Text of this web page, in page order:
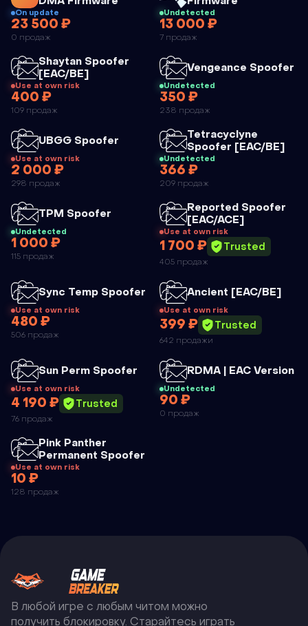
BLEAK VGK
FIRMWARE
On update
23 500 ₽
0 продаж
BLEAK EAC
FIRMWARE
Undetected
13 000 ₽
7 продаж
Чит
Shaytan Spoofer
[EAC/BE]
SHAYTAN
[EAC/BE]
Use at own risk
400 ₽
109 продаж
Чит
Vengeance Spoofer
VENGEANCE
Undetected
350 ₽
238 продаж
Чит
UBGG Spoofer
UBGG
Use at own risk
2 000 ₽
298 продаж
Чит
Tetracyclyne
Spoofer [EAC/BE]
TETRACYCLYNE
[EAC/BE]
Undetected
366 ₽
209 продаж
Чит
TPM Spoofer
TPM
Undetected
1 000 ₽
115 продаж
Чит
Reported Spoofer
[EAC/ACE]
REPORTED
SPOOFER
[EAC/ACE]
Use at own risk
1 700 ₽ Trusted
405 продаж
Чит
Sync Temp Spoofer
SYNC TEMP
Use at own risk
480 ₽
506 продаж
Чит
Ancient [EAC/BE]
Use at own risk
399 ₽ Trusted
642 продажи
Чит
Sun Perm Spoofer
SUN PERM
SPOOFER
Use at own risk
4 190 ₽ Trusted
76 продаж
Чит
RDMA | EAC Version
RDMA | EAC
Undetected
90 ₽
0 продаж
Чит
Pink Panther
Permanent Spoofer
PINK
Use at own risk
10 ₽
128 продаж
В любой игре с любым читом можно
получить блокировку. Старайтесь играть